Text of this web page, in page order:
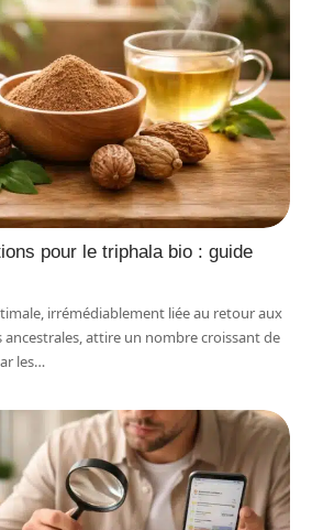
pour le triphala bio : guide
irrémédiablement liée au retour aux
attire un nombre croissant de
les…